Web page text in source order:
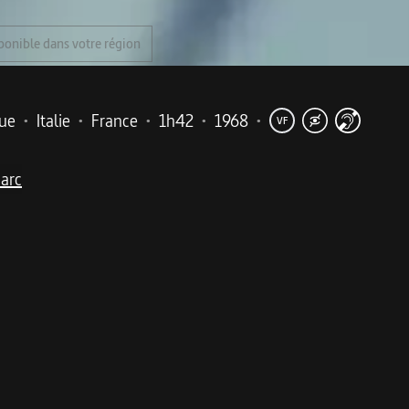
dans votre région
• Italie • France • 1h42 • 1968 • VF